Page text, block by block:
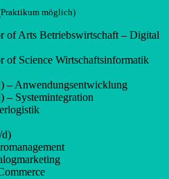
möglich)
of Arts Betriebswirtschaft – Digital
of Science Wirtschaftsinformatik
– Anwendungsentwicklung
– Systemintegration
d)